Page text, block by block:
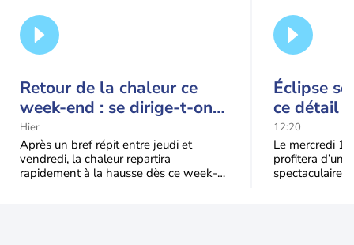
Retour de la chaleur ce
week-end : se dirige-t-on
vers une cinquième vague
de chaleur en France ?
Hier
Après un bref répit entre jeudi et
vendredi, la chaleur repartira
rapidement à la hausse dès ce week-
Éclipse
ce détail
spectacle
12:20
Le mercredi
profitera
spectaculaire,